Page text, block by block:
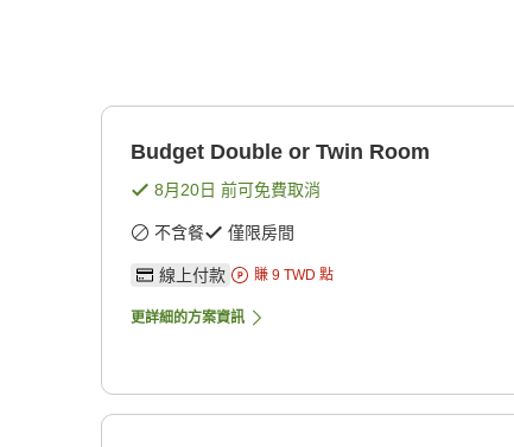
Budget Double or Twin Room
8月20日 前可免費取消
不含餐 僅限房間
線上付款 賺 9 TWD 點
更詳細的方案資訊